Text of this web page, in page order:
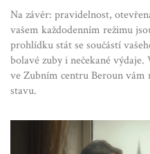
Na závěr: pravidelnost,
vašem každodenním režimu
prohlídku stát se součástí
bolavé zuby i nečekané výdaje.
ve Zubním centru Beroun
stavu.